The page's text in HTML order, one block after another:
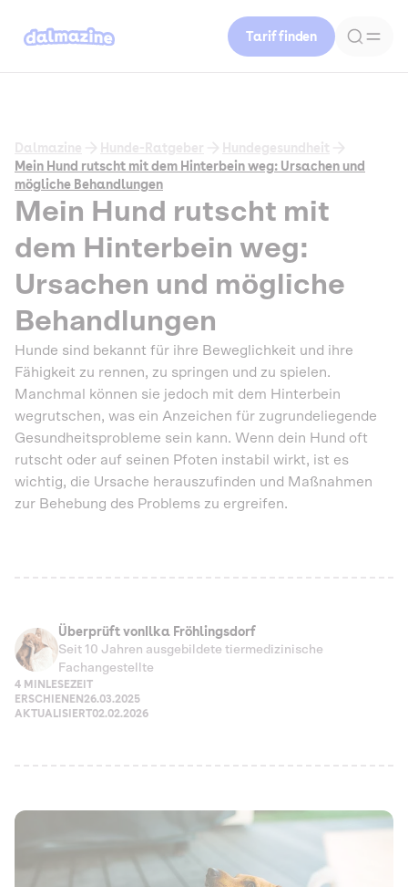
Tarif finden
Dalmazine Hunde-Ratgeber
Hundegesundheit
Mein Hund rutscht mit dem Hinterbein weg: Ursachen und
mögliche Behandlungen
Mein Hund rutscht mit
dem Hinterbein weg:
Ursachen und mögliche
Behandlungen
Hunde sind bekannt für ihre Beweglichkeit und ihre
Fähigkeit zu rennen, zu springen und zu spielen.
Manchmal können sie jedoch mit dem Hinterbein
wegrutschen, was ein Anzeichen für zugrundeliegende
Gesundheitsprobleme sein kann. Wenn dein Hund oft
rutscht oder auf seinen Pfoten instabil wirkt, ist es
wichtig, die Ursache herauszufinden und Maßnahmen
zur Behebung des Problems zu ergreifen.
Überprüft von Ilka Fröhlingsdorf
Seit 10 Jahren ausgebildete tiermedizinische
Fachangestellte
4 MIN LESEZEIT
ERSCHIENEN26.03.2025
AKTUALISIERT02.02.2026